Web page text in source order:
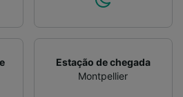
Estação de chegada
Montpellier
as características do
Armazenar e/ou
em um dispositivo.
e conteúdo, pesquisa
de serviços..